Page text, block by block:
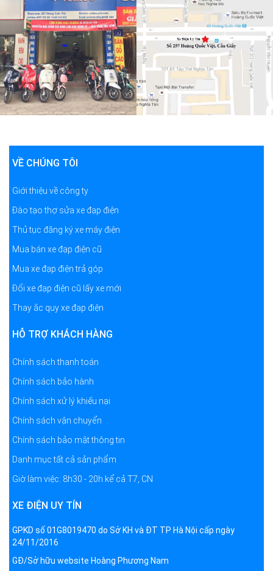
VỀ CHÚNG TÔI
Giới thiệu về công ty
Đào tạo thợ sửa xe đạp điện
Thủ tục đăng ký xe máy điện
Mua bán xe đạp điện cũ
Mua xe đạp điện trả góp
Đổi xe đạp điện cũ lấy xe mới
Thay ắc quy xe đạp điện
HỖ TRỢ KHÁCH HÀNG
Chính sách thanh toán
Chính sách bảo hành
Chính sách xử lý khiếu nại
Chính sách vận chuyển
Chính sách bảo mật thông tin
Danh mục tất cả sản phẩm
Giờ làm việc: 8h30 - 20h kể cả T7, CN
XE ĐIỆN UY TÍN
GPKD số 01G8019470 do Sở KH và ĐT TP Hà Nội cấp ngày
24/11/2016
GĐ/Sở hữu website Hoàng Phương Nam